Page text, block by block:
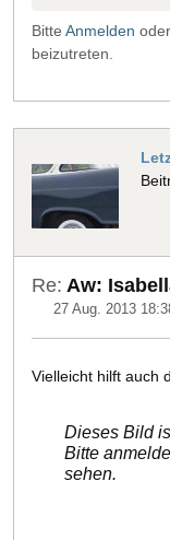
Bitte Anmelden oder
beizutreten.
Re: Aw:
27 Aug. 2013
Vielleicht hilft auch
Dieses Bild
Bitte
sehen.